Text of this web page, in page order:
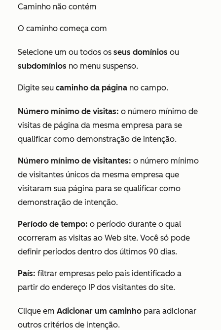
Caminho não contém
O caminho começa com
Selecione um ou todos os seus domínios ou
subdomínios no menu suspenso.
Digite seu caminho da página no campo.
Número mínimo de visitas: o número mínimo de
visitas de página da mesma empresa para se
qualificar como demonstração de intenção.
Número mínimo de visitantes: o número mínimo
de visitantes únicos da mesma empresa que
visitaram sua página para se qualificar como
demonstração de intenção.
Período de tempo: o período durante o qual
ocorreram as visitas ao Web site. Você só pode
definir períodos dentro dos últimos 90 dias.
País: filtrar empresas pelo país identificado a
partir do endereço IP dos visitantes do site.
Clique em Adicionar um caminho para adicionar
outros critérios de intenção.